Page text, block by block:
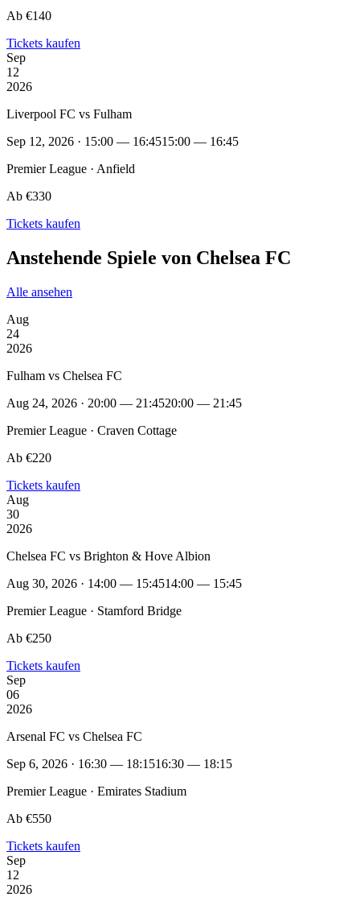
Ab €140
Tickets kaufen
Sep
12
2026
Liverpool FC vs Fulham
Sep 12, 2026 · 15:00 — 16:4515:00 — 16:45
Premier League · Anfield
Ab €330
Tickets kaufen
Anstehende Spiele von Chelsea FC
Alle ansehen
Aug
24
2026
Fulham vs Chelsea FC
Aug 24, 2026 · 20:00 — 21:4520:00 — 21:45
Premier League · Craven Cottage
Ab €220
Tickets kaufen
Aug
30
2026
Chelsea FC vs Brighton & Hove Albion
Aug 30, 2026 · 14:00 — 15:4514:00 — 15:45
Premier League · Stamford Bridge
Ab €250
Tickets kaufen
Sep
06
2026
Arsenal FC vs Chelsea FC
Sep 6, 2026 · 16:30 — 18:1516:30 — 18:15
Premier League · Emirates Stadium
Ab €550
Tickets kaufen
Sep
12
2026